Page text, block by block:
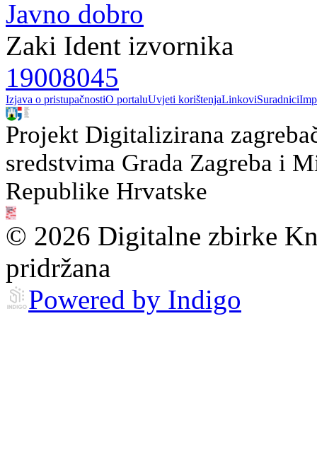
Javno dobro
Zaki Ident izvornika
19008045
Izjava o pristupačnostiO portaluUvjeti korištenjaLinkoviSuradnici
Projekt Digitalizirana
sredstvima Grada Zagreba i
Republike Hrvatske
© 2026 Digitalne zbirke
pridržana
Powered by Indigo